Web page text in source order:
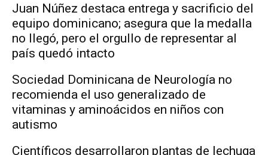
Juan Núñez destaca entrega y sacrificio del
equipo dominicano; asegura que la medalla
no llegó, pero el orgullo de representar al
país quedó intacto
Sociedad Dominicana de Neurología no
recomienda el uso generalizado de
vitaminas y aminoácidos en niños con
autismo
Científicos desarrollaron plantas de lechuga